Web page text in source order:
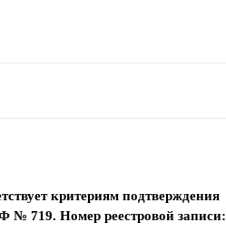
критериям подтверждения
№ 719. Номер реестровой записи: